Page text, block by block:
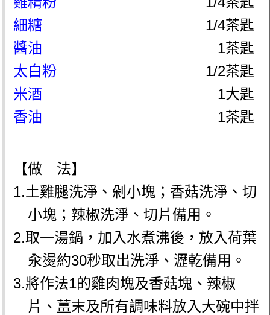
細糖
1/4茶匙
醬油
1茶匙
太白粉
1/2茶匙
米酒
1大匙
香油
1茶匙
【做 法】
1.土雞腿洗淨、剁小塊；香菇洗淨、切
小塊；辣椒洗淨、切片備用。
2.取一湯鍋，加入水煮沸後，放入荷葉
汆燙約30秒取出洗淨、瀝乾備用。
3.將作法1的雞肉塊及香菇塊、辣椒
片、薑末及所有調味料放入大碗中拌